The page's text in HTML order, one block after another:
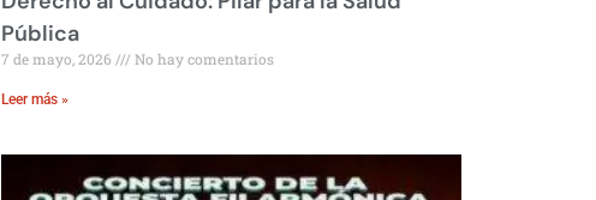
Pública
7 de mayo, 2026 No hay comentarios
Leer más »